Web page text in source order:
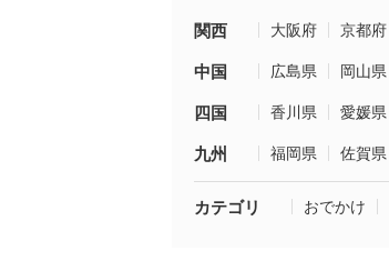
関西 大阪府 京都府
中国 広島県 岡山県
四国 香川県 愛媛県
九州 福岡県 佐賀県
カテゴリ おでかけ